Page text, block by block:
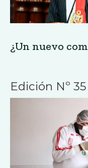
¿Un nuevo
Edición Nº 35